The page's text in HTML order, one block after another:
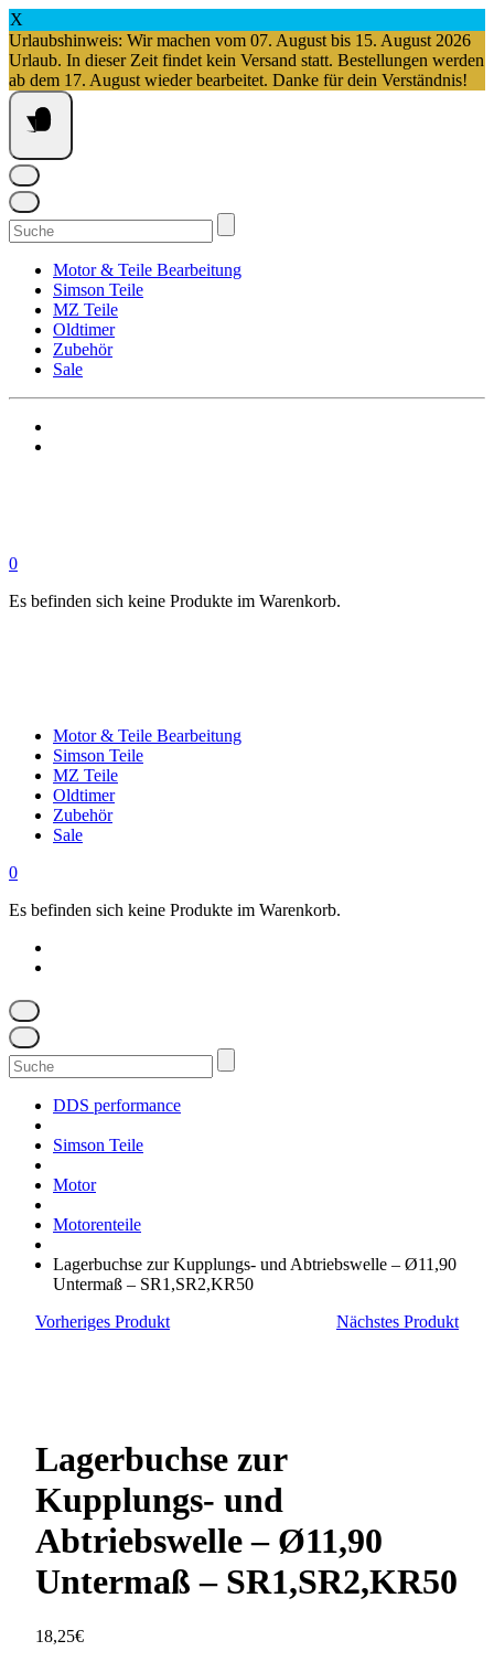
X
Urlaubshinweis: Wir machen vom 07. August bis 15. August 2026
Urlaub. In dieser Zeit findet kein Versand statt. Bestellungen werden
ab dem 17. August wieder bearbeitet. Danke für dein Verständnis!
Springe
zum
Inhalt
Suchen
nach:
Motor & Teile Bearbeitung
Simson Teile
MZ Teile
Oldtimer
Zubehör
Sale
0
Es befinden sich keine Produkte im Warenkorb.
Motor & Teile Bearbeitung
Simson Teile
MZ Teile
Oldtimer
Zubehör
Sale
0
Es befinden sich keine Produkte im Warenkorb.
Suchen
nach:
DDS performance
Simson Teile
Motor
Motorenteile
Lagerbuchse zur Kupplungs- und Abtriebswelle – Ø11,90
Untermaß – SR1,SR2,KR50
Vorheriges Produkt
Nächstes Produkt
Lagerbuchse zur
Kupplungs- und
Abtriebswelle – Ø11,90
Untermaß – SR1,SR2,KR50
18,25€